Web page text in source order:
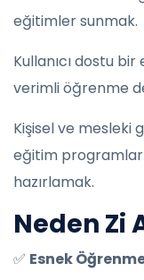
eğitimler sunmak.
Kullanıcı dostu
verimli öğrenme
Kişisel ve mesleki
eğitim
hazırlamak.
Neden Zi
✅ Esnek